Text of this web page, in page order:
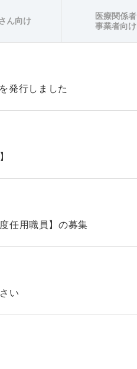
ん向け
医療関係者
事業者向け
発行しました
任用職員】の募集
い